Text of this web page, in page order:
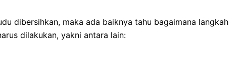
dibersihkan, maka ada baiknya tahu bagaimana langkah
dilakukan, yakni antara lain: